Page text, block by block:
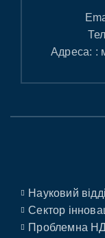
Адреса: :
Науковий
Сектор
Проблемна